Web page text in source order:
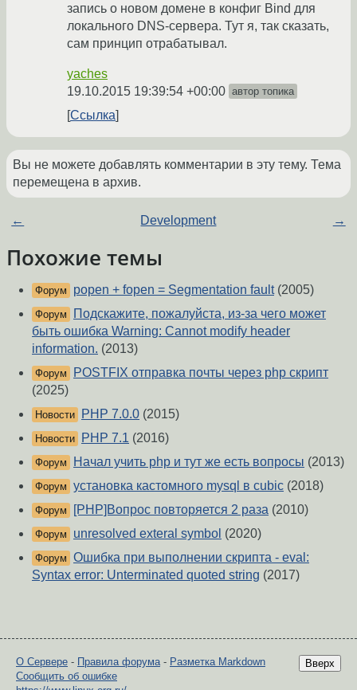
запись о новом домене в конфиг Bind для
локального DNS-сервера. Тут я, так сказать,
сам принцип отрабатывал.
yaches
19.10.2015 19:39:54 +00:00 автор топика
Ссылка
Вы не можете добавлять комментарии в эту тему. Тема
перемещена в архив.
← Development →
Похожие темы
Форум popen + fopen = Segmentation fault(2005)
Форум
Подскажите, пожалуйста, из-за чего может
быть ошибка Warning: Cannot modify header
information. (2013)
Форум
POSTFIX отправка почты через php скрипт
(2025)
Новости PHP 7.0.0 (2015)
Новости PHP 7.1 (2016)
Форум Начал учить php и тут же есть вопросы (2013)
Форум установка кастомного mysql в cubic (2018)
Форум [PHP]Вопрос повторяется 2 раза (2010)
Форум unresolved exteral symbol (2020)
Форум Ошибка при выполнении скрипта - eval:
Syntax error: Unterminated quoted string (2017)
Вверх
О Сервере - Правила форума- Разметка Markdown
Сообщить об ошибке